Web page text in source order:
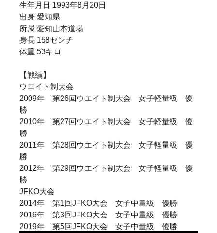
生年月日 1993年8月20日
出身 愛知県
所属 愛知山本道場
身長 158センチ
体重 53キロ
【戦績】
ウエイト制大会
2009年 第26回ウエイト制大会 女子軽量級 優
勝
2010年 第27回ウエイト制大会 女子軽量級 優
勝
2011年 第28回ウエイト制大会 女子軽量級 優
勝
2012年 第29回ウエイト制大会 女子軽量級 優
勝
JFKO大会
2014年 第1回JFKO大会 女子中量級 優勝
2016年 第3回JFKO大会 女子中量級 優勝
2019年 第5回JFKO大会 女子中量級 優勝